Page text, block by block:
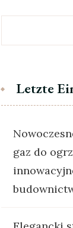
Letzte
gaz do